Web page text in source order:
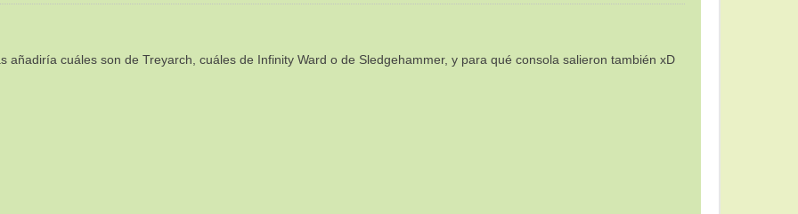
añadiría cuáles son de Treyarch, cuáles de Infinity Ward o de Sledgehammer, y para qué consola salieron también xD